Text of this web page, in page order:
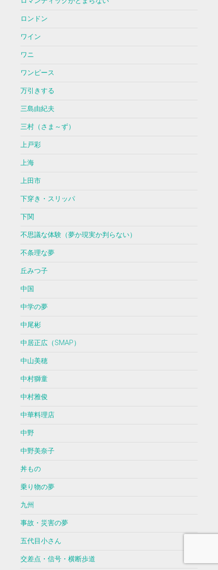
ロンドン
ワイン
ワニ
ワンピース
万引きする
三島由紀夫
三村（さま～ず）
上戸彩
上海
上田市
下穿き・スリッパ
下関
不思議な体験（夢か現実か判らない）
不条理な夢
丘みつ子
中国
中学の夢
中尾彬
中居正広（SMAP）
中山美穂
中村獅童
中村雅俊
中華料理店
中野
中野美奈子
丼もの
乗り物の夢
九州
事故・災害の夢
五代目小さん
交差点・信号・横断歩道